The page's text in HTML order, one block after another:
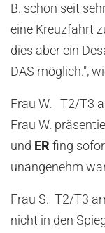
B. schon seit
eine Kreuzfahrt
dies aber ein
DAS möglich.",
Frau W. T2/T3
Frau W.
und ER fing
unangenehm
Frau S. T2/T3
nicht in den